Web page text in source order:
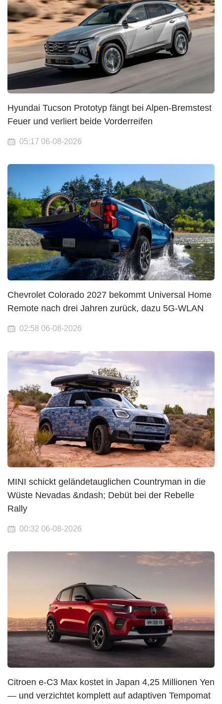
Hyundai Tucson Prototyp fängt bei Alpen-Bremstest
Feuer und verliert beide Vorderreifen
05:17 06-08-2026
Chevrolet Colorado 2027 bekommt Universal Home
Remote nach drei Jahren zurück, dazu 5G-WLAN
02:58 06-08-2026
MINI schickt geländetauglichen Countryman in die
Wüste Nevadas &ndash; Debüt bei der Rebelle
Rally
00:32 06-08-2026
Citroen e-C3 Max kostet in Japan 4,25 Millionen Yen
— und verzichtet komplett auf adaptiven Tempomat